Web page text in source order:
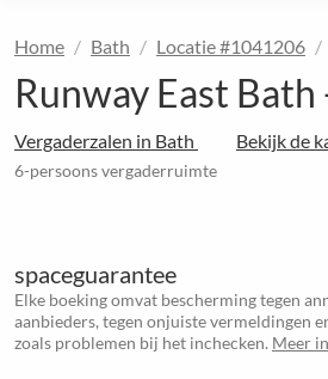
Home Bath Locatie #1041206
Runway East
Vergaderzalen in Bath Bekijk de
6-persoons vergaderruimte
spaceguarantee
Elke boeking omvat bescherming tegen
aanbieders, tegen onjuiste vermeldingen
zoals problemen bij het inchecken. Meer